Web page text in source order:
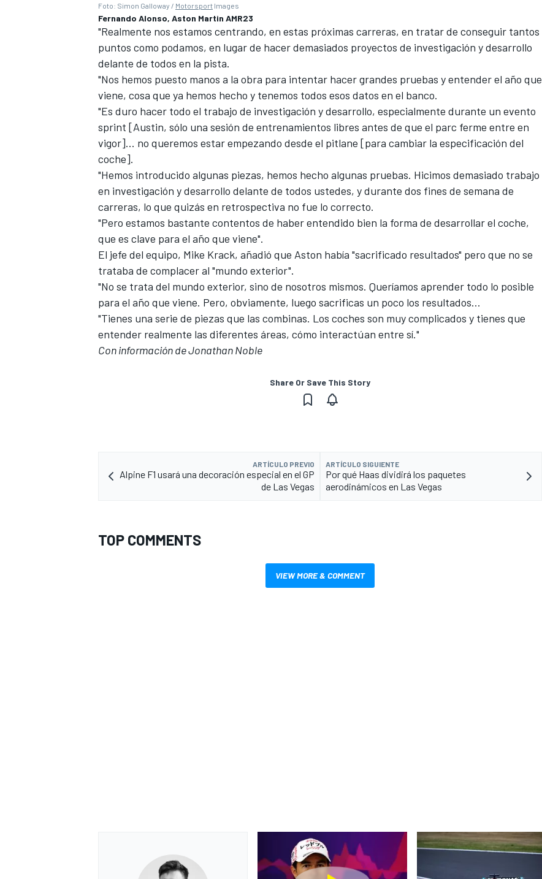
Foto: Simon Galloway / Motorsport Images
Fernando Alonso, Aston Martin AMR23
"Realmente nos estamos centrando, en estas próximas carreras, en tratar de conseguir tantos
puntos como podamos, en lugar de hacer demasiados proyectos de investigación y desarrollo
delante de todos en la pista.
"Nos hemos puesto manos a la obra para intentar hacer grandes pruebas y entender el año que
viene, cosa que ya hemos hecho y tenemos todos esos datos en el banco.
"Es duro hacer todo el trabajo de investigación y desarrollo, especialmente durante un evento
sprint [Austin, sólo una sesión de entrenamientos libres antes de que el parc ferme entre en
vigor]... no queremos estar empezando desde el pitlane [para cambiar la especificación del
coche].
"Hemos introducido algunas piezas, hemos hecho algunas pruebas. Hicimos demasiado trabajo
en investigación y desarrollo delante de todos ustedes, y durante dos fines de semana de
carreras, lo que quizás en retrospectiva no fue lo correcto.
"Pero estamos bastante contentos de haber entendido bien la forma de desarrollar el coche,
que es clave para el año que viene".
El jefe del equipo, Mike Krack, añadió que Aston había "sacrificado resultados" pero que no se
trataba de complacer al "mundo exterior".
"No se trata del mundo exterior, sino de nosotros mismos. Queríamos aprender todo lo posible
para el año que viene. Pero, obviamente, luego sacrificas un poco los resultados...
"Tienes una serie de piezas que las combinas. Los coches son muy complicados y tienes que
entender realmente las diferentes áreas, cómo interactúan entre sí."
Con información de Jonathan Noble
Share Or Save This Story
ARTÍCULO PREVIO
Alpine F1 usará una decoración especial en el GP
de Las Vegas
ARTÍCULO SIGUIENTE
Por qué Haas dividirá los paquetes
aerodinámicos en Las Vegas
TOP COMMENTS
VIEW MORE & COMMENT